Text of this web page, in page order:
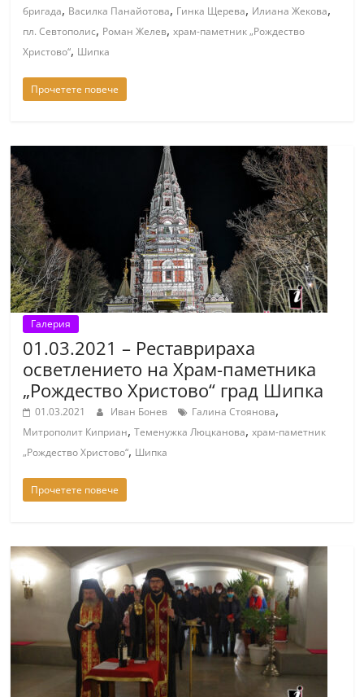
бригада, Василка Панайотова, Гинка Щерева, Илиана Жекова,
пл. Севтополис, Роман Желев,храм-паметник „Рождество
Христово“, Шипка
Прочетете повече
Галерия
01.03.2021 – Реставрираха
осветлението на Храм-паметника
„Рождество Христово“ град Шипка
01.03.2021 Иван Бонев Галина Стоянова,
Митрополит Киприан,Теменужка Люцканова,храм-паметник
„Рождество Христово“, Шипка
Прочетете повече